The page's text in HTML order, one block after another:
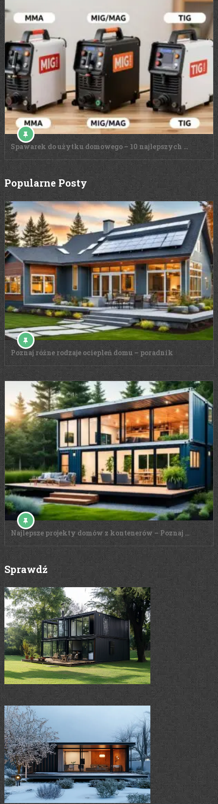
Spawarek do użytku domowego – 10 najlepszych …
Popularne Posty
Poznaj różne rodzaje ociepleń domu – poradnik
Najlepsze projekty domów z kontenerów – Poznaj …
Sprawdź